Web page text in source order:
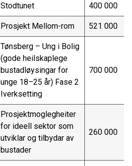
Stodtunet 400 000
Prosjekt Mellom-rom 521 000
Tønsberg – Ung i Bolig
(gode heilskaplege
bustadløysingar for
unge 18–25 år) Fase 2
Iverksetting
700 000
Prosjektmoglegheiter
for ideell sektor som
utviklar og tilbydar av
bustader
260 000